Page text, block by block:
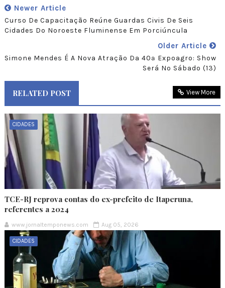
Newer Article
Curso De Capacitação Reúne Guardas Civis De Seis
Cidades Do Noroeste Fluminense Em Porciúncula
Older Article
Simone Mendes É A Nova Atração Da 40ª Expoagro: Show
Será No Sábado (13)
RELATED POST View More
CIDADES
TCE-RJ reprova contas do ex-prefeito de Itaperuna,
referentes a 2024
www.jornaltemponews.com Aug 05, 2026
CIDADES